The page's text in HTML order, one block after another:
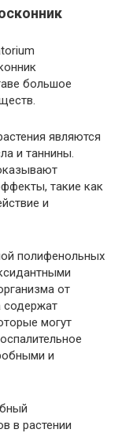
большое
являются
и таннины.
такие как
и
полифенольных
от
содержат
могут
и
в растении